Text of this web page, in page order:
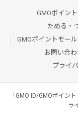
GMOポイント
ためる・
GMOポイントモール
お問い合わ
プライ
「GMO ID/GMOポイン
ラ